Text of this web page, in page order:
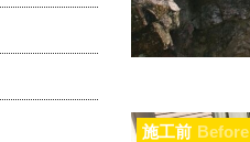
施工前 Before